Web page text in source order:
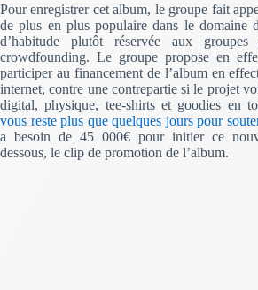
Pour enregistrer cet album, le groupe fait
de plus en plus populaire dans le domaine
d’habitude plutôt réservée aux
crowdfounding. Le groupe propose en
participer au financement de l’album en
internet, contre une contrepartie si le projet
digital, physique, tee-shirts et goodies en
vous reste plus que quelques jours pour
a besoin de 45 000€ pour initier ce
dessous, le clip de promotion de l’album.